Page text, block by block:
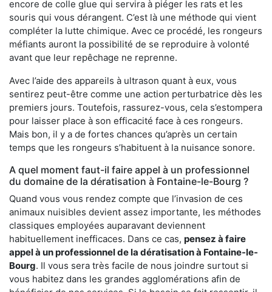
encore de colle glue qui servira à piéger les rats et les
souris qui vous dérangent. C’est là une méthode qui vient
compléter la lutte chimique. Avec ce procédé, les rongeurs
méfiants auront la possibilité de se reproduire à volonté
avant que leur repêchage ne reprenne.
Avec l’aide des appareils à ultrason quant à eux, vous
sentirez peut-être comme une action perturbatrice dès les
premiers jours. Toutefois, rassurez-vous, cela s’estompera
pour laisser place à son efficacité face à ces rongeurs.
Mais bon, il y a de fortes chances qu’après un certain
temps que les rongeurs s’habituent à la nuisance sonore.
A quel moment faut-il faire appel à un professionnel
du domaine de la dératisation à Fontaine-le-Bourg ?
Quand vous vous rendez compte que l’invasion de ces
animaux nuisibles devient assez importante, les méthodes
classiques employées auparavant deviennent
habituellement inefficaces. Dans ce cas, pensez à faire
appel à un professionnel de la dératisation à Fontaine-le-
Bourg. Il vous sera très facile de nous joindre surtout si
vous habitez dans les grandes agglomérations afin de